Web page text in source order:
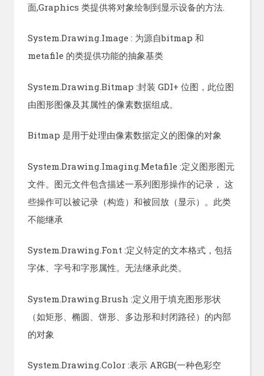
面,Graphics 类提供将对象绘制到显示设备的方法.
System.Drawing.Image : 为源自bitmap 和
metafile 的类提供功能的抽象基类
System.Drawing.Bitmap :封装 GDI+ 位图，此位图
由图形图像及其属性的像素数据组成。
Bitmap 是用于处理由像素数据定义的图像的对象
System.Drawing.Imaging.Metafile :定义图形图元
文件。图元文件包含描述一系列图形操作的记录， 这
些操作可以被记录（构造）和被回放（显示）。此类
不能继承
System.Drawing.Font :定义特定的文本格式，包括
字体、字号和字形属性。无法继承此类。
System.Drawing.Brush :定义用于填充图形形状
（如矩形、椭圆、饼形、多边形和封闭路径）的内部
的对象
System.Drawing.Color :表示 ARGB(一种色彩空